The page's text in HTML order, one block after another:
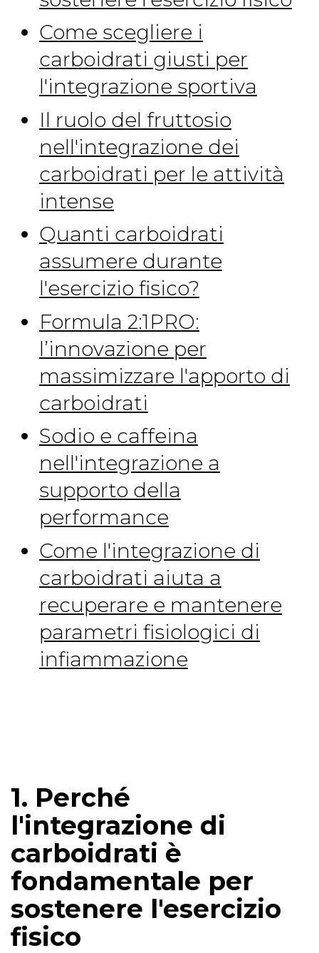
Come scegliere i
carboidrati giusti per
l'integrazione sportiva
Il ruolo del fruttosio
nell'integrazione dei
carboidrati per le attività
intense
Quanti carboidrati
assumere durante
l'esercizio fisico?
Formula 2:1PRO:
l’innovazione per
massimizzare l'apporto di
carboidrati
Sodio e caffeina
nell'integrazione a
supporto della
performance
Come l'integrazione di
carboidrati aiuta a
recuperare e mantenere
parametri fisiologici di
infiammazione
1. Perché
l'integrazione di
carboidrati è
fondamentale per
sostenere l'esercizio
fisico